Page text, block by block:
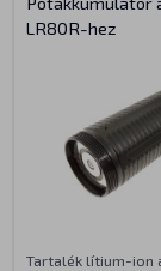
LR80R-hez
Tartalék lítium-ion